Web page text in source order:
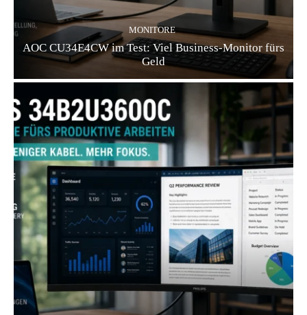
MONITORE
AOC CU34E4CW im Test: Viel Business-Monitor fürs
Geld